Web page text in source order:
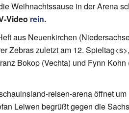
Weihnachtssause in der Arena
Video rein.
aus Neuenkirchen
Zebras zuletzt am 12.
Bokop (Vechta) und Fynn
reisen-arena öffnet
Leiwen begrüßt gegen die